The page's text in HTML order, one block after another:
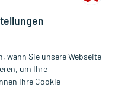
ausschließlich für
wann Sie unsere Webseite
um Ihre
Ihre Cookie-